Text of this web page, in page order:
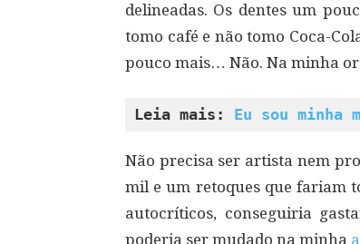
delineadas. Os dentes um
tomo café e não tomo Coca-
pouco mais… Não. Na minha
Leia mais: Eu sou minha
Não precisa ser artista nem
mil e um retoques que fariam
autocríticos, conseguiria
poderia ser mudado na minha